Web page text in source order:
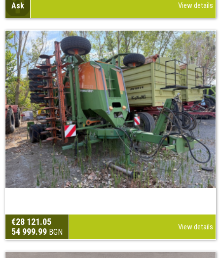
Ask View details
€28 121.05
54 999.99 BGN
View details